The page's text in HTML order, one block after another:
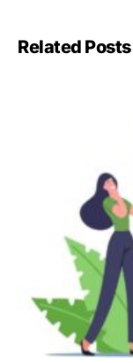
Related Posts